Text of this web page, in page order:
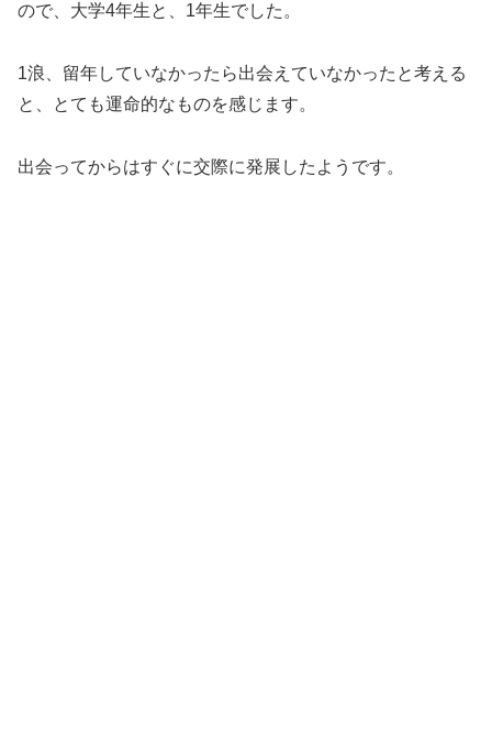
ので、大学4年生と、1年生でした。
1浪、留年していなかったら出会えていなかったと考える
と、とても運命的なものを感じます。
出会ってからはすぐに交際に発展したようです。